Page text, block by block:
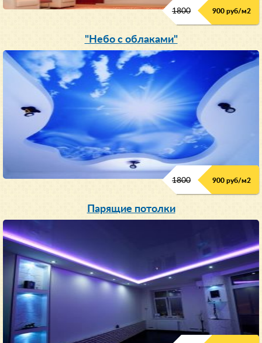
1800 900 руб/м2
"Небо с облаками"
1800 900 руб/м2
Парящие потолки